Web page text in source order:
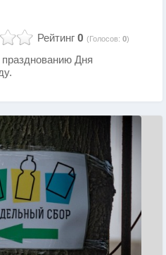
Рейтинг 0 (Голосов: 0)
Дня